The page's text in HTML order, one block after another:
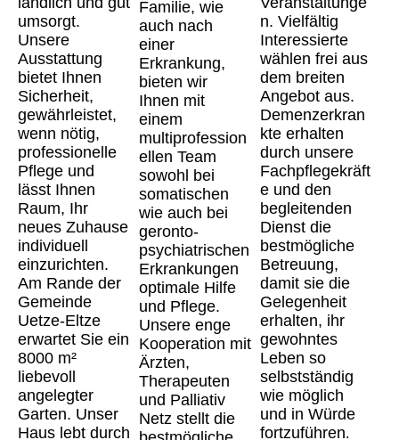
umsorgt.
Unsere
Ausstattung
bietet Ihnen
Sicherheit,
gewährleistet,
wenn nötig,
professionelle
Pflege und
lässt Ihnen
Raum, Ihr
neues Zuhause
individuell
einzurichten.
Am Rande der
Gemeinde
Uetze-Eltze
erwartet Sie ein
8000 m²
liebevoll
angelegter
Garten. Unser
Haus lebt durch
Familie, wie
auch nach
einer
Erkrankung,
bieten wir
Ihnen mit
einem
multiprofession
ellen Team
sowohl bei
somatischen
wie auch bei
geronto-
psychiatrischen
Erkrankungen
optimale Hilfe
und Pflege.
Unsere enge
Kooperation mit
Ärzten,
Therapeuten
und Palliativ
Netz stellt die
n. Vielfältig
Interessierte
wählen frei aus
dem breiten
Angebot aus.
Demenzerkran
kte erhalten
durch unsere
Fachpflegekräft
e und den
begleitenden
Dienst die
bestmögliche
Betreuung,
damit sie die
Gelegenheit
erhalten, ihr
gewohntes
Leben so
selbstständig
wie möglich
und in Würde
fortzuführen.